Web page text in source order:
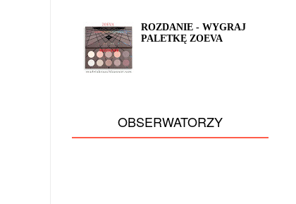
ROZDANIE - WYGRAJ
PALETKĘ ZOEVA
OBSERWATORZY